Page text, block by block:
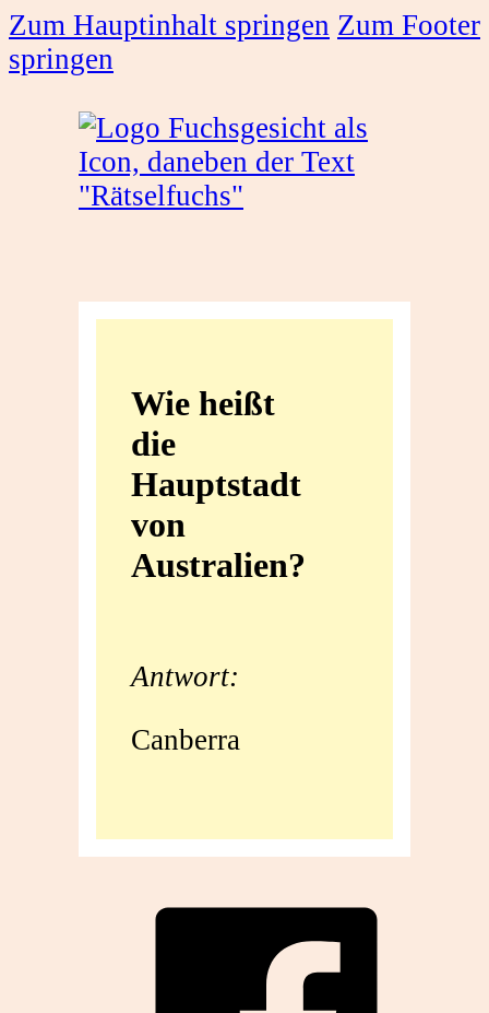
Zum Hauptinhalt springen Zum Footer
springen
Hauptstadt
Australien?
Wie heißt
die
Hauptstadt
von
Australien?
Antwort:
Canberra